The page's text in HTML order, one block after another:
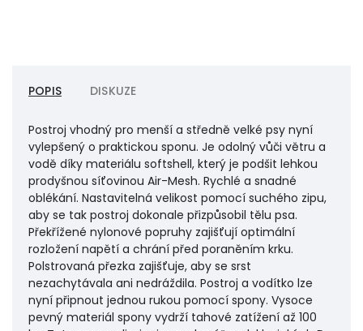
POPIS DISKUZE
Postroj vhodný pro menší a středně velké psy nyní
vylepšený o praktickou sponu. Je odolný vůči větru a
vodě díky materiálu softshell, který je podšit lehkou
prodyšnou síťovinou Air-Mesh. Rychlé a snadné
oblékání. Nastavitelná velikost pomocí suchého zipu,
aby se tak postroj dokonale přizpůsobil tělu psa.
Překřížené nylonové popruhy zajišťují optimální
rozložení napětí a chrání před poraněním krku.
Polstrovaná přezka zajišťuje, aby se srst
nezachytávala ani nedráždila. Postroj a vodítko lze
nyní připnout jednou rukou pomocí spony. Vysoce
pevný materiál spony vydrží tahové zatížení až 100